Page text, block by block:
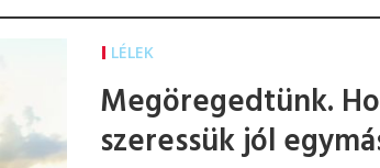
LÉLEK
Megöregedtünk.
szeressük jól